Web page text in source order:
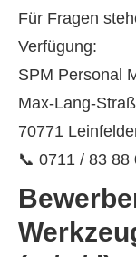
Für Fragen
Verfügung:
SPM Personal
Max-Lang-
70771
📞 0711 / 83 88